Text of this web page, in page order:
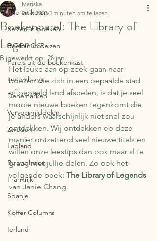
Alle artikelen
Reizen in Boeken
Boeken in Reizen
Parels uit de boekenkast
Luxemburg
Denemarken
Vervoermiddelen
Zweden
Lapland
Reisverhalen
Frankrijk
Spanje
Koffer Columns
Ierland
Boekenparel: The Library of
Legends
Mariska
9 okt 2023 2 minuten om te lezen
Bijgewerkt op: 28 jan
Het leuke aan op zoek gaan naar
boeken die zich in een bepaalde stad
of bepaald land afspelen, is dat je veel
mooie nieuwe boeken tegenkomt die
je anders waarschijnlijk niet snel zou
ontdekken. Wij ontdekken op deze
manier ontzettend veel nieuwe titels en
willen onze leestips dan ook maar al te
graag met jullie delen. Zo ook het
volgende boek: The Library of Legends
van Janie Chang.